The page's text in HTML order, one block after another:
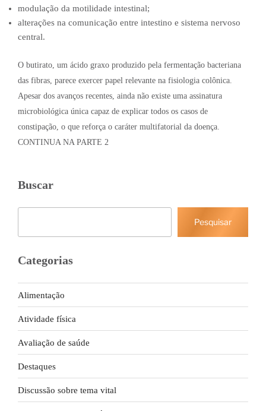
modulação da motilidade intestinal;
alterações na comunicação entre intestino e sistema nervoso
central.
O butirato, um ácido graxo produzido pela fermentação bacteriana
das fibras, parece exercer papel relevante na fisiologia colônica.
Apesar dos avanços recentes, ainda não existe uma assinatura
microbiológica única capaz de explicar todos os casos de
constipação, o que reforça o caráter multifatorial da doença.
CONTINUA NA PARTE 2
Buscar
Pesquisar
Categorias
Alimentação
Atividade física
Avaliação de saúde
Destaques
Discussão sobre tema vital